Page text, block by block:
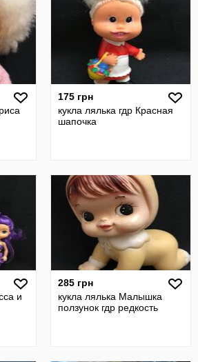
175 грн
кукла лялька гдр Красная
шапочка
и
285 грн
кукла лялька Малышка
ползунок гдр редкость